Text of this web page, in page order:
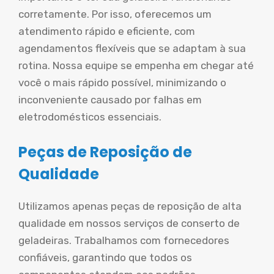
corretamente. Por isso, oferecemos um
atendimento rápido e eficiente, com
agendamentos flexíveis que se adaptam à sua
rotina. Nossa equipe se empenha em chegar até
você o mais rápido possível, minimizando o
inconveniente causado por falhas em
eletrodomésticos essenciais.
Peças de Reposição de
Qualidade
Utilizamos apenas peças de reposição de alta
qualidade em nossos serviços de conserto de
geladeiras. Trabalhamos com fornecedores
confiáveis, garantindo que todos os